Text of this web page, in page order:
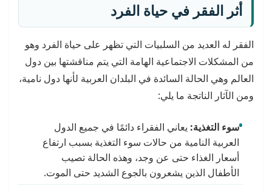
أثر الفقر في حياة الفرد
الفقر له العديد من السلبيات التي تظهر على حياة الفرد وهو
من المشكلات الاجتماعية الهامة التي يتم مناقشتها بين دول
العالم وهي الحالة السائدة في البلدان العربية لأنها دول نامية،
ومن الآثار الناتجة ما يلي:
سوء التغذية: يعاني الفقراء دائمًا في جميع الدول
العربية النامية من حالات سوء التغذية بسبب ارتفاع
أسعار الغذاء حتى عن وجد، وهذه الحالة تصيب
الأطفال الذين يشعرون بالجوع الشديد حتى الموت.